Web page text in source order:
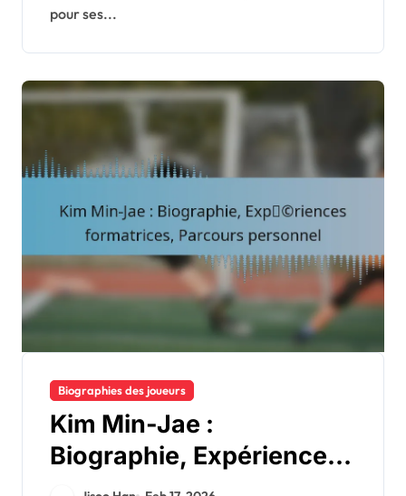
pour ses...
Biographies des joueurs
Kim Min-Jae :
Biographie, Expériences
formatrices, Parcours